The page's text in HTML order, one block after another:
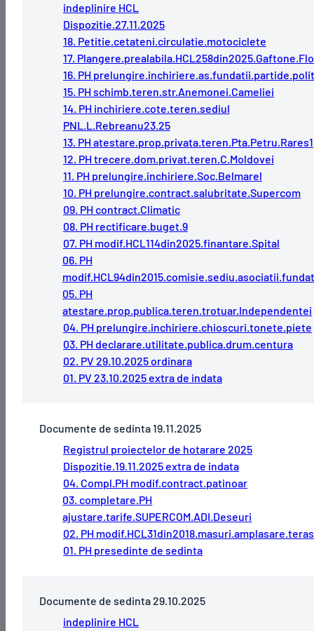
01. PV 23.10.2025 extra de indata
02. PV 29.10.2025 ordinara
03. PH declarare.utilitate.publica.drum.centura
04. PH prelungire.inchiriere.chioscuri.tonete.piete
05. PH
atestare.prop.publica.teren.trotuar.Independentei
06. PH
07. PH modif.HCL114din2025.finantare.Spital
08. PH rectificare.buget.9
09. PH contract.Climatic
10. PH prelungire.contract.salubritate.Supercom
11. PH prelungire.inchiriere.Soc.Belmarel
12. PH trecere.dom.privat.teren.C.Moldovei
13. PH atestare.prop.privata.teren.Pta.Petru.Rares1
14. PH inchiriere.cote.teren.sediul
PNL.L.Rebreanu23.25
15. PH schimb.teren.str.Anemonei.Cameliei
16. PH
17.
18. Petitie.cetateni.circulatie.motociclete
Dispozitie.27.11.2025
indeplinire HCL
Documente de sedinta 19.11.2025
01. PH presedinte de sedinta
02. PH
03. completare.PH
ajustare.tarife.SUPERCOM.ADI.Deseuri
04. Compl.PH modif.contract.patinoar
Dispozitie.19.11.2025 extra de indata
Registrul proiectelor de hotarare 2025
Documente de sedinta 29.10.2025
indeplinire HCL